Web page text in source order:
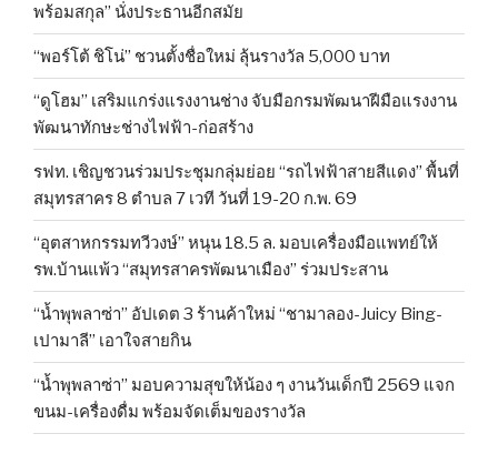
พร้อมสกุล” นั่งประธานอีกสมัย
“พอร์โต้ ชิโน่” ชวนตั้งชื่อใหม่ ลุ้นรางวัล 5,000 บาท
“ดูโฮม” เสริมแกร่งแรงงานช่าง จับมือกรมพัฒนาฝีมือแรงงาน
พัฒนาทักษะช่างไฟฟ้า-ก่อสร้าง
รฟท. เชิญชวนร่วมประชุมกลุ่มย่อย “รถไฟฟ้าสายสีแดง” พื้นที่
สมุทรสาคร 8 ตำบล 7 เวที วันที่ 19-20 ก.พ. 69
“อุตสาหกรรมทวีวงษ์” หนุน 18.5 ล. มอบเครื่องมือแพทย์ให้
รพ.บ้านแพ้ว “สมุทรสาครพัฒนาเมือง” ร่วมประสาน
“น้ำพุพลาซ่า” อัปเดต 3 ร้านค้าใหม่ “ชามาลอง-Juicy Bing-
เปามาลี” เอาใจสายกิน
“น้ำพุพลาซ่า” มอบความสุขให้น้อง ๆ งานวันเด็กปี 2569 แจก
ขนม-เครื่องดื่ม พร้อมจัดเต็มของรางวัล